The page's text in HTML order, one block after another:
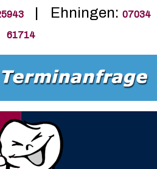
| Ehningen: 07034
61714